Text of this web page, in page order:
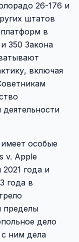
26-176 и
штатов
в
350 Закона
включая
особые
v. Apple
года и
года в
пределы
дело
ним дела